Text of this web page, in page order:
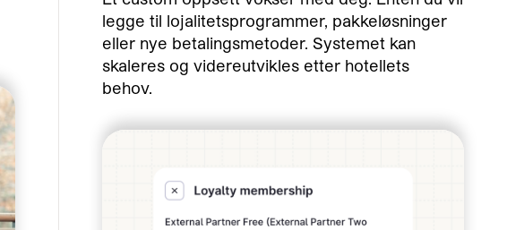
legge til lojalitetsprogrammer, pakkeløsninger
eller nye betalingsmetoder. Systemet kan
skaleres og videreutvikles etter hotellets
behov.